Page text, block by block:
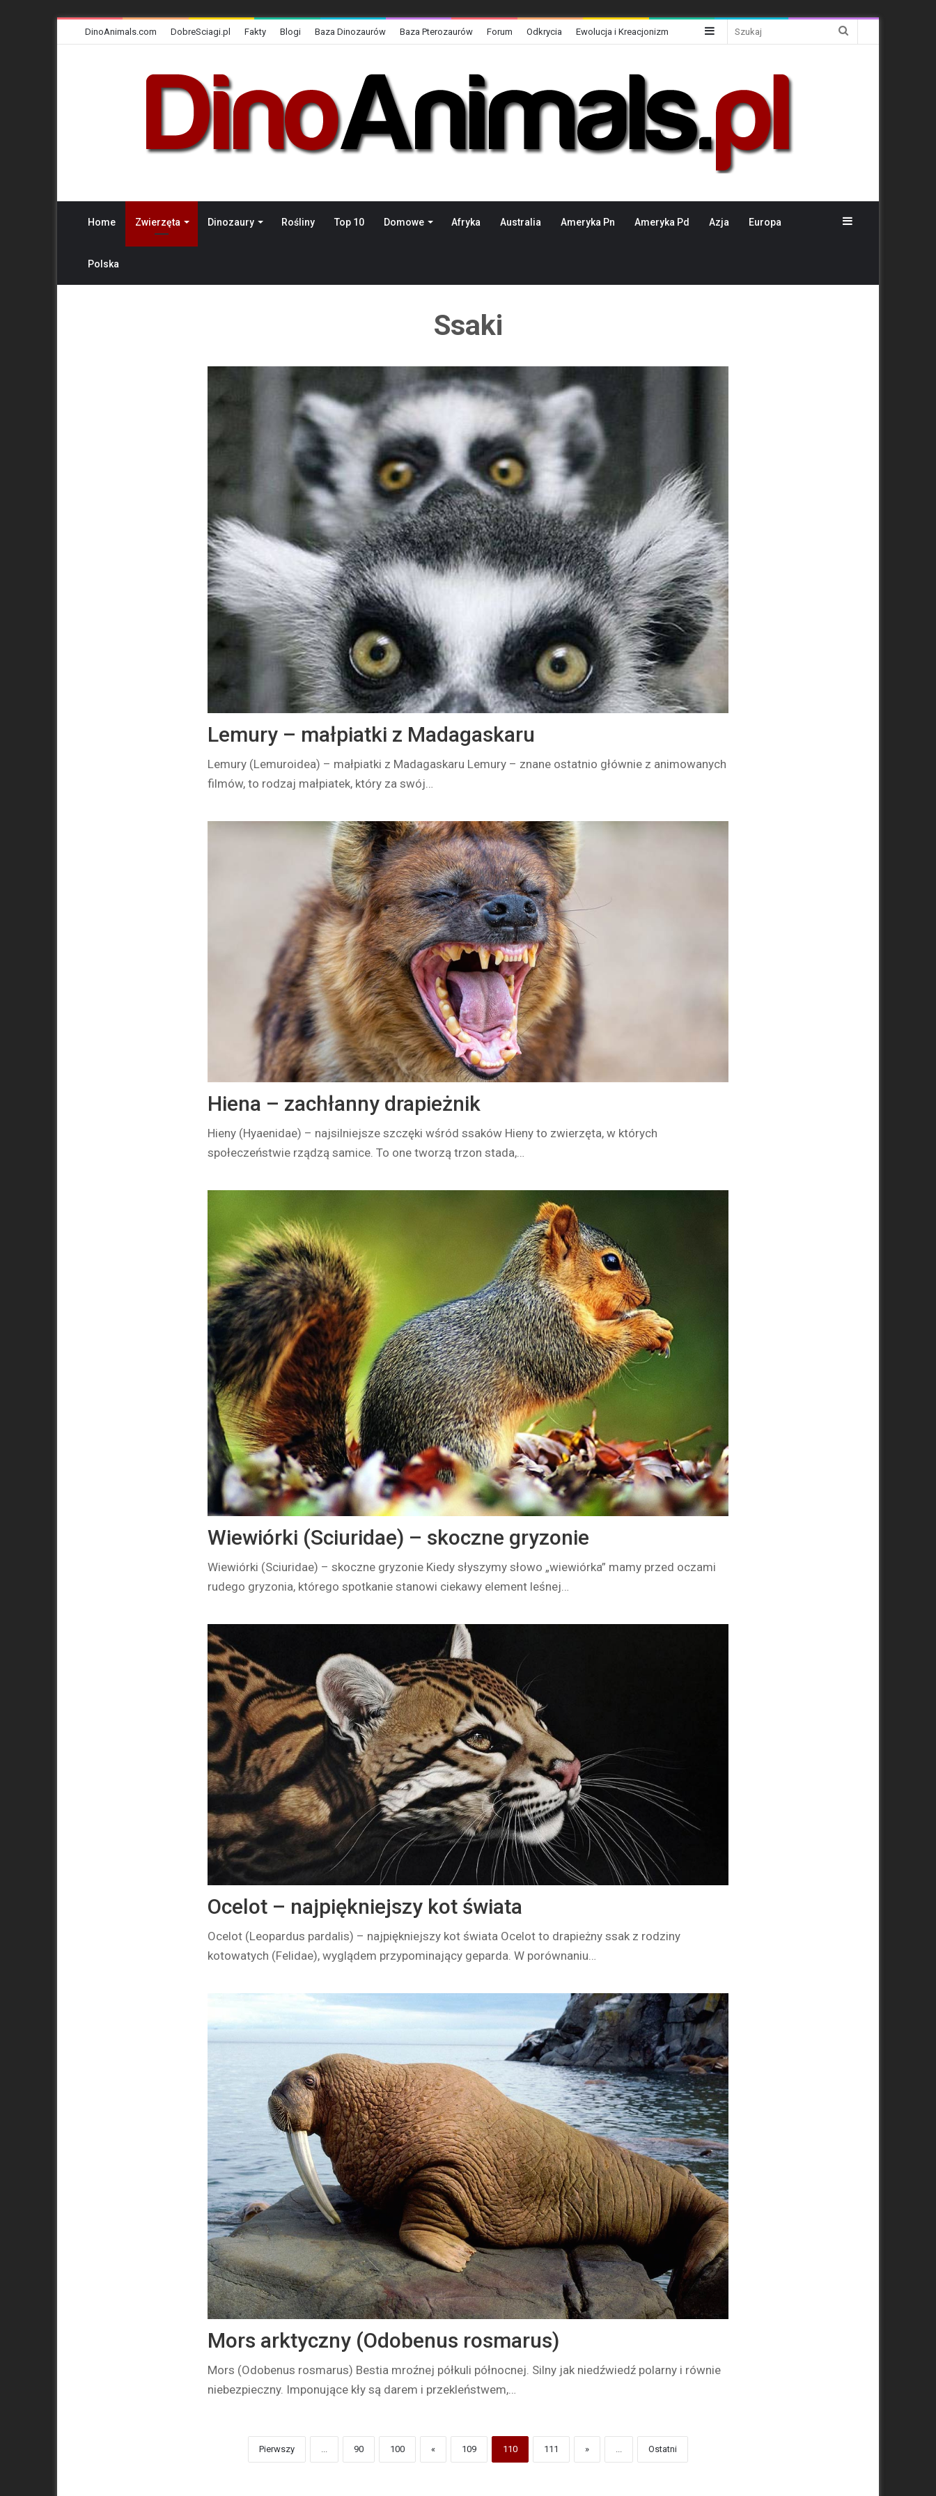
DinoAnimals.com DobreSciagi.pl Fakty Blogi Baza Dinozaurów Baza Pterozaurów Forum Odkrycia Ewolucja i Kreacjonizm Sidebar
Home Zwierzęta Dinozaury Rośliny Top 10 Domowe Afryka Australia Ameryka Pn Ameryka Pd Azja Europa
Polska
Sidebar
Ssaki
Lemury – małpiatki z Madagaskaru
Lemury (Lemuroidea) – małpiatki z Madagaskaru Lemury – znane ostatnio głównie z animowanych
filmów, to rodzaj małpiatek, który za swój…
Hiena – zachłanny drapieżnik
Hieny (Hyaenidae) – najsilniejsze szczęki wśród ssaków Hieny to zwierzęta, w których
społeczeństwie rządzą samice. To one tworzą trzon stada,…
Wiewiórki (Sciuridae) – skoczne gryzonie
Wiewiórki (Sciuridae) – skoczne gryzonie Kiedy słyszymy słowo „wiewiórka” mamy przed oczami
rudego gryzonia, którego spotkanie stanowi ciekawy element leśnej…
Ocelot – najpiękniejszy kot świata
Ocelot (Leopardus pardalis) – najpiękniejszy kot świata Ocelot to drapieżny ssak z rodziny
kotowatych (Felidae), wyglądem przypominający geparda. W porównaniu…
Mors arktyczny (Odobenus rosmarus)
Mors (Odobenus rosmarus) Bestia mroźnej półkuli północnej. Silny jak niedźwiedź polarny i równie
niebezpieczny. Imponujące kły są darem i przekleństwem,…
Pierwszy 90 100 « 109 110 111 » Ostatni